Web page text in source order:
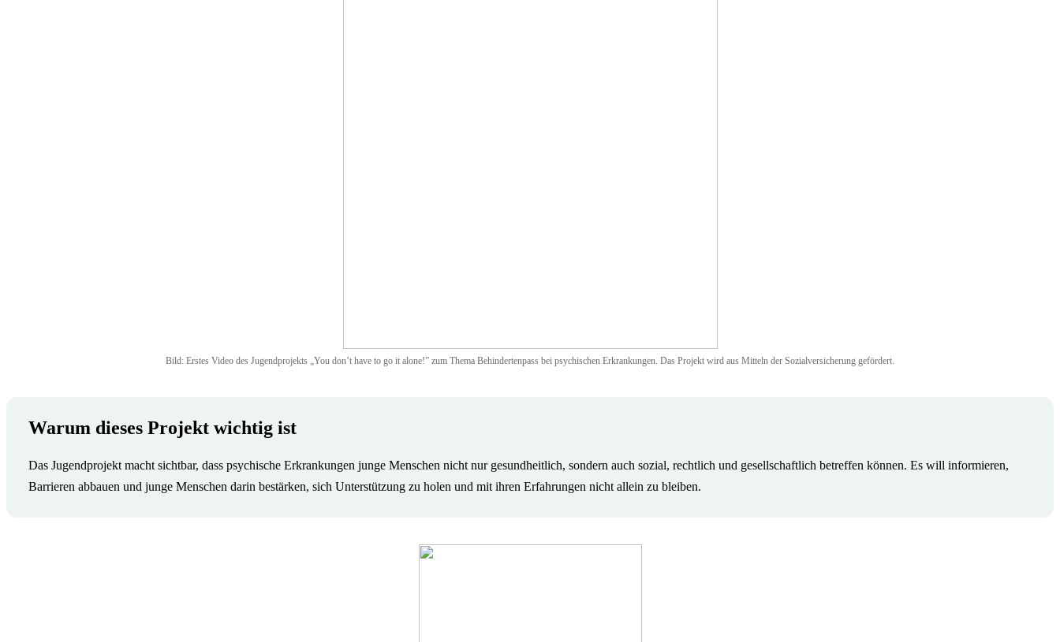
Bild: Erstes Video des Jugendprojekts „You don’t have to go it alone!” zum Thema Behindertenpass bei psychischen Erkrankungen. Das Projekt wird aus Mitteln der Sozialversicherung gefördert.
Warum dieses Projekt wichtig ist
Das Jugendprojekt macht sichtbar, dass psychische Erkrankungen junge Menschen nicht nur gesundheitlich, sondern auch sozial, rechtlich und gesellschaftlich betreffen können. Es will informieren,
Barrieren abbauen und junge Menschen darin bestärken, sich Unterstützung zu holen und mit ihren Erfahrungen nicht allein zu bleiben.